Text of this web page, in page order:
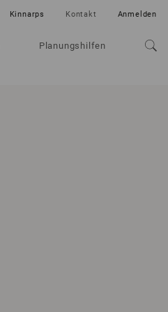
Planungshilfen
Kinnarps Kontakt Anmelden